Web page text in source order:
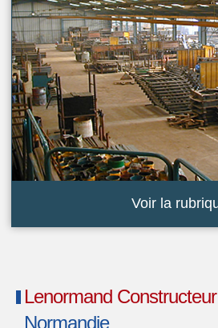
Voir la
Lenormand Constructeur
Normandie